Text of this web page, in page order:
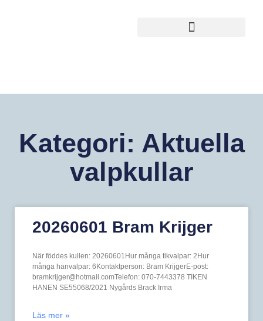
Kategori: Aktuella
valpkullar
20260601 Bram Krijger
När föddes kullen: 20260601Hur många tikvalpar: 2Hur
många hanvalpar: 6Kontaktperson: Bram KrijgerE-post:
bramkrijger@hotmail.comTelefon: 070-7443378 TIKEN
HANEN SE55068/2021 Nygårds Brack Irma
Läs mer »